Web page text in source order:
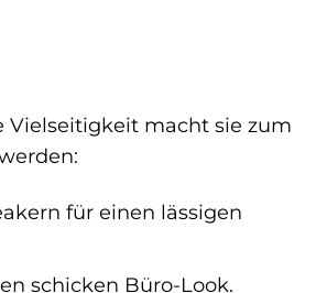
Vielseitigkeit macht sie zum
für einen lässigen
schicken Büro-Look.